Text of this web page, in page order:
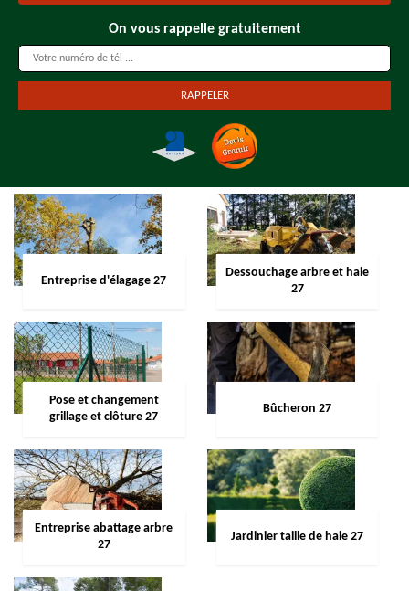
On vous rappelle gratuitement
Entreprise d'élagage 27
Dessouchage arbre et haie
27
Pose et changement
grillage et clôture 27
Bûcheron 27
Entreprise abattage arbre
27
Jardinier taille de haie 27